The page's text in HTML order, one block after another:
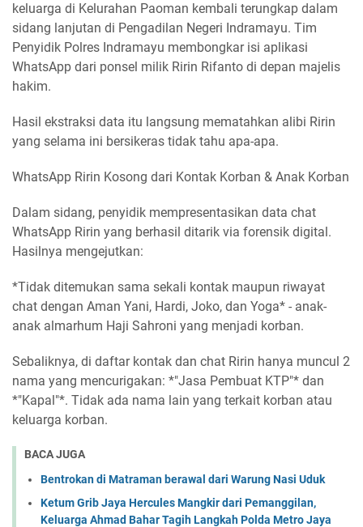
keluarga di Kelurahan Paoman kembali terungkap dalam
sidang lanjutan di Pengadilan Negeri Indramayu. Tim
Penyidik Polres Indramayu membongkar isi aplikasi
WhatsApp dari ponsel milik Ririn Rifanto di depan majelis
hakim.
Hasil ekstraksi data itu langsung mematahkan alibi Ririn
yang selama ini bersikeras tidak tahu apa-apa.
WhatsApp Ririn Kosong dari Kontak Korban & Anak Korban
Dalam sidang, penyidik mempresentasikan data chat
WhatsApp Ririn yang berhasil ditarik via forensik digital.
Hasilnya mengejutkan:
*Tidak ditemukan sama sekali kontak maupun riwayat
chat dengan Aman Yani, Hardi, Joko, dan Yoga* - anak-
anak almarhum Haji Sahroni yang menjadi korban.
Sebaliknya, di daftar kontak dan chat Ririn hanya muncul 2
nama yang mencurigakan: *"Jasa Pembuat KTP"* dan
*"Kapal"*. Tidak ada nama lain yang terkait korban atau
keluarga korban.
BACA JUGA
Bentrokan di Matraman berawal dari Warung Nasi Uduk
Ketum Grib Jaya Hercules Mangkir dari Pemanggilan,
Keluarga Ahmad Bahar Tagih Langkah Polda Metro Jaya